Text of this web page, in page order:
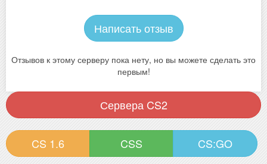
Написать отзыв
Отзывов к этому серверу пока нету, но вы можете сделать это
первым!
Сервера CS2
CS 1.6 CSS CS:GO